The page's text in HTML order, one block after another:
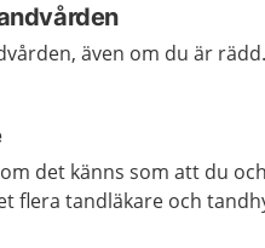
även om du är
det känns som att du
flera tandläkare och